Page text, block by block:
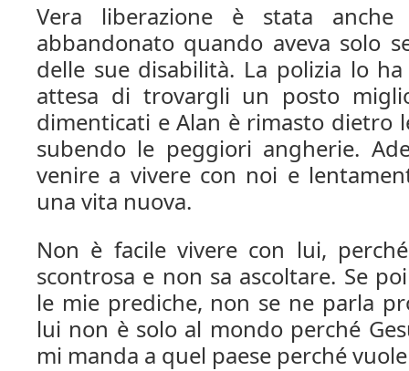
Vera liberazione è stata
abbandonato quando aveva solo
delle sue disabilità. La polizia lo
attesa di trovargli un posto
dimenticati e Alan è rimasto dietro
subendo le peggiori angherie.
venire a vivere con noi e
una vita nuova.
Non è facile vivere con lui,
scontrosa e non sa ascoltare. Se
le mie prediche, non se ne parla
lui non è solo al mondo perché
mi manda a quel paese perché